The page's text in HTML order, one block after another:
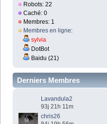
Robots: 22
Caché: 0
Membres: 1
Membres en ligne:
sylvia
DotBot
Baidu (21)
Derniers Membres
Lavandula2
93j 21h 11m
chris26